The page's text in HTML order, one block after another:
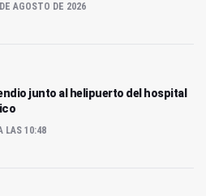
AGOSTO DE 2026
junto al helipuerto del hospital
LAS 10:48